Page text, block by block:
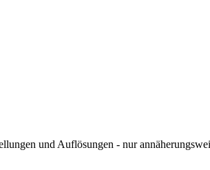
und Auflösungen - nur